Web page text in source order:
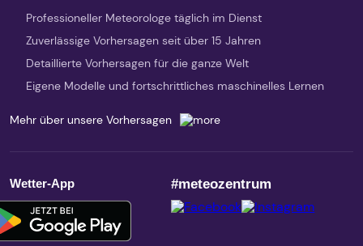
Professioneller Meteorologe täglich im Dienst
Zuverlässige Vorhersagen seit über 15 Jahren
Detaillierte Vorhersagen für die ganze Welt
Eigene Modelle und fortschrittliches maschinelles Lernen
Mehr über unsere Vorhersagen
Wetter-App #meteozentrum